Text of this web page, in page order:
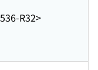
R32>